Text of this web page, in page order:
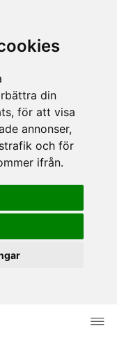
din
för att visa
annonser,
och för
ifrån.